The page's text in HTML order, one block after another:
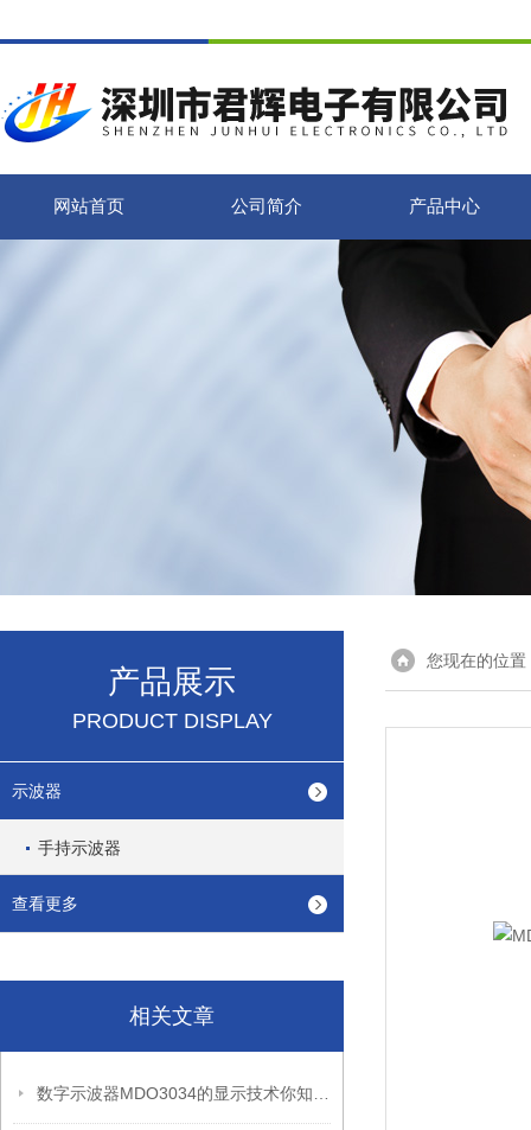
网站首页 公司简介 产品中心
产品展示
PRODUCT DISPLAY
示波器
手持示波器
查看更多
相关文章
您现在的位置